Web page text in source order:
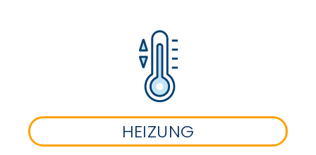
HEIZUNG